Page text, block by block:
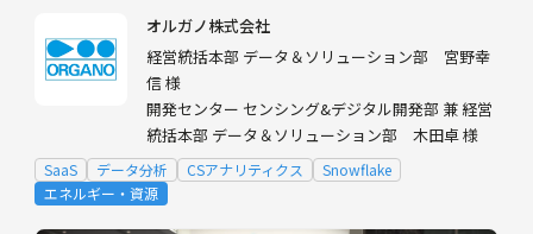
オルガノ株式会社
経営統括本部 データ＆ソリューション部 宮野幸
信 様
開発センター センシング&デジタル開発部 兼 経営
統括本部 データ＆ソリューション部 木田卓 様
SaaS データ分析 CSアナリティクス
Snowflake
エネルギー・資源